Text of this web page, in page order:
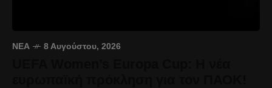
ΝΈΑ 8 Αυγούστου, 2026